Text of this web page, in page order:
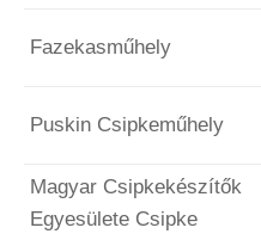
Fazekasműhely
Puskin Csipkeműhely
Magyar Csipkekészítők
Egyesülete Csipke